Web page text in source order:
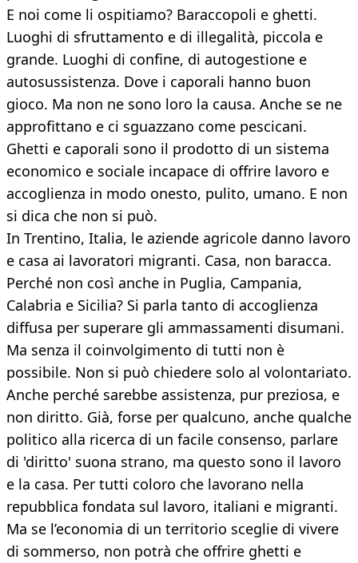
E noi come li ospitiamo? Baraccopoli e ghetti.
Luoghi di sfruttamento e di illegalità, piccola e
grande. Luoghi di confine, di autogestione e
autosussistenza. Dove i caporali hanno buon
gioco. Ma non ne sono loro la causa. Anche se ne
approfittano e ci sguazzano come pescicani.
Ghetti e caporali sono il prodotto di un sistema
economico e sociale incapace di offrire lavoro e
accoglienza in modo onesto, pulito, umano. E non
si dica che non si può.
In Trentino, Italia, le aziende agricole danno lavoro
e casa ai lavoratori migranti. Casa, non baracca.
Perché non così anche in Puglia, Campania,
Calabria e Sicilia? Si parla tanto di accoglienza
diffusa per superare gli ammassamenti disumani.
Ma senza il coinvolgimento di tutti non è
possibile. Non si può chiedere solo al volontariato.
Anche perché sarebbe assistenza, pur preziosa, e
non diritto. Già, forse per qualcuno, anche qualche
politico alla ricerca di un facile consenso, parlare
di 'diritto' suona strano, ma questo sono il lavoro
e la casa. Per tutti coloro che lavorano nella
repubblica fondata sul lavoro, italiani e migranti.
Ma se l’economia di un territorio sceglie di vivere
di sommerso, non potrà che offrire ghetti e